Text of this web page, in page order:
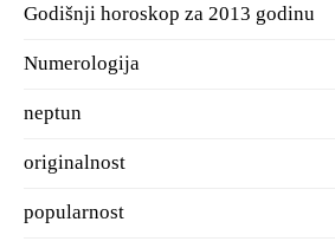
Godišnji horoskop za 2013 godinu
Numerologija
neptun
originalnost
popularnost